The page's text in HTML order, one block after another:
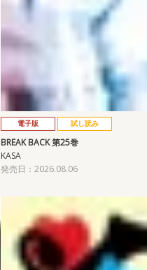
電子版 試し読み
BREAK BACK 第25巻
KASA
発売日：2026.08.06